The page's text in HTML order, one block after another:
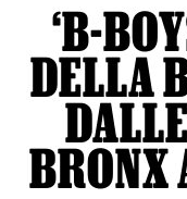
‘B-
DELLA
BRONX